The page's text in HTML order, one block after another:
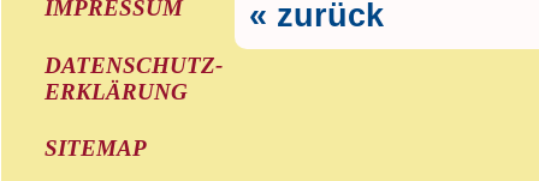
IMPRESSUM
DATENSCHUTZ-
ERKLÄRUNG
SITEMAP
« zurück